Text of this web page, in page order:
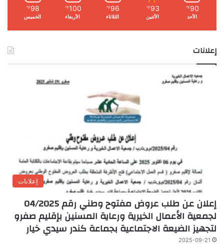
90
℉
الأحد
93
℉
الأثنين
96
℉
الثلاثاء
100
℉
الأربعاء
98
℉
الخميس
إعلانات
إعلانات
إعلان عن طلب عروض مفتوح وطني رقم 04/2025
لجمعية الأعمال الخيرية ورعاية المسنين بإقليم صفرو
لتجهيز الضيعة الاجتماعية بجماعة كندر سيدي خيار
2025-09-21